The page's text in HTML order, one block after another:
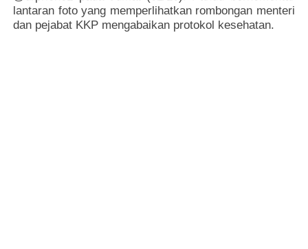
lantaran foto yang memperlihatkan rombongan menteri
dan pejabat KKP mengabaikan protokol kesehatan.